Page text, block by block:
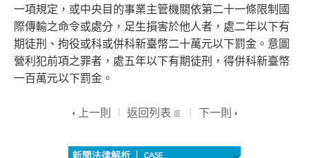
一項規定，或中央目的事業主管機關依第二十一條限制國
際傳輸之命令或處分，足生損害於他人者，處二年以下有
期徒刑、拘役或科或併科新臺幣二十萬元以下罰金。意圖
營利犯前項之罪者，處五年以下有期徒刑，得併科新臺幣
一百萬元以下罰金。
上一則 返回列表 下一則